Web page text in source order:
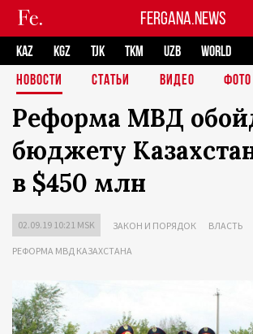
FERGANA.NEWS
KAZ KGZ TJK TKM UZB
WORLD
НОВОСТИ
СТАТЬИ ВИДЕО ФОТО
Реформа МВД
бюджету
в $450 млн
02.09.19 10:21 MSK ЗАКОН И ПОРЯДОК ВЛАСТЬ
РЕФОРМА МВД КАЗАХСТАНА